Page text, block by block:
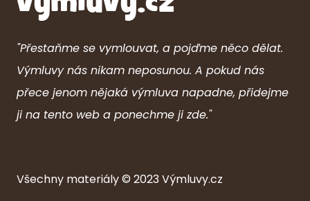
"Přestaňme se vymlouvat, a pojďme něco dělat.
Výmluvy nás nikam neposunou. A pokud nás
přece jenom nějaká výmluva napadne, přidejme
ji na tento web a ponechme ji zde."
Všechny materiály © 2023Výmluvy.cz